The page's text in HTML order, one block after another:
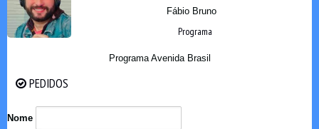
Fábio Bruno
Programa
Programa Avenida Brasil
PEDIDOS
Nome